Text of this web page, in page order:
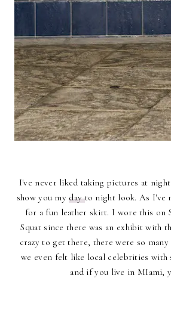
I've never liked taking pictures at
show you mydayto night look. As I've
for a fun leather skirt. I wore this
Squat since there was an exhibit with
crazy to get there, there were so
we even felt like local celebrities with
and if you live in MIami,